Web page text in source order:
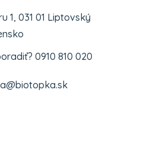
1, 031 01 Liptovský
0910 810 020